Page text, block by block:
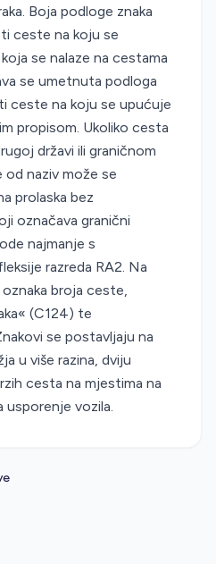
Boja podloge znaka
ceste na koju se
se nalaze na cestama
se umetnuta podloga
ceste na koju se upućuje
propisom. Ukoliko cesta
državi ili graničnom
od naziv može se
prolaska bez
označava granični
najmanje s
razreda RA2. Na
broja ceste,
(C124) te
se postavljaju na
u više razina, dviju
cesta na mjestima na
usporenje vozila.